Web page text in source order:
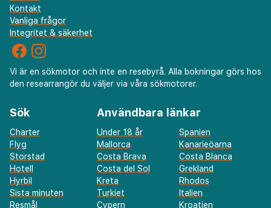
Kontakt
Vanliga frågor
Integritet & säkerhet
Vi är en sökmotor och inte en resebyrå. Alla bokningar görs hos
den researrangör du väljer via våra sökmotorer.
Sök
Charter
Flyg
Storstad
Hotell
Hyrbil
Sista minuten
Resmål
Användbara länkar
Under 18 år
Spanien
Mallorca
Kanarieöarna
Costa Brava
Costa Blanca
Costa del Sol
Grekland
Kreta
Rhodos
Turkiet
Italien
Cypern
Kroatien